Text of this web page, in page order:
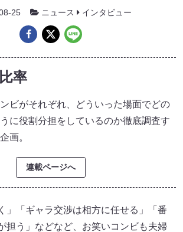
25 ニュース インタビュー
率
ビがそれぞれ、どういった場面でどの
に役割分担をしているのか徹底調査す
画。
連載ページへ
」「ギャラ交渉は相方に任せる」「番
担う」などなど、お笑いコンビも夫婦